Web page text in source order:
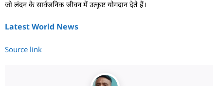
जो लंदन के सार्वजनिक जीवन में उत्कृष्ट योगदान देते हैं।
Latest World News
Source link